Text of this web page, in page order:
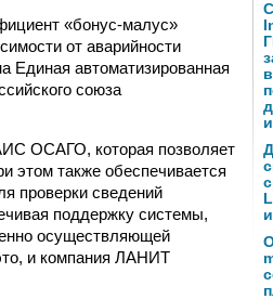
«бонус-малус»
от аварийности
Единая автоматизированная
союза
ОСАГО, которая позволяет
этом также обеспечивается
проверки сведений
поддержку системы,
осуществляющей
и компания ЛАНИТ